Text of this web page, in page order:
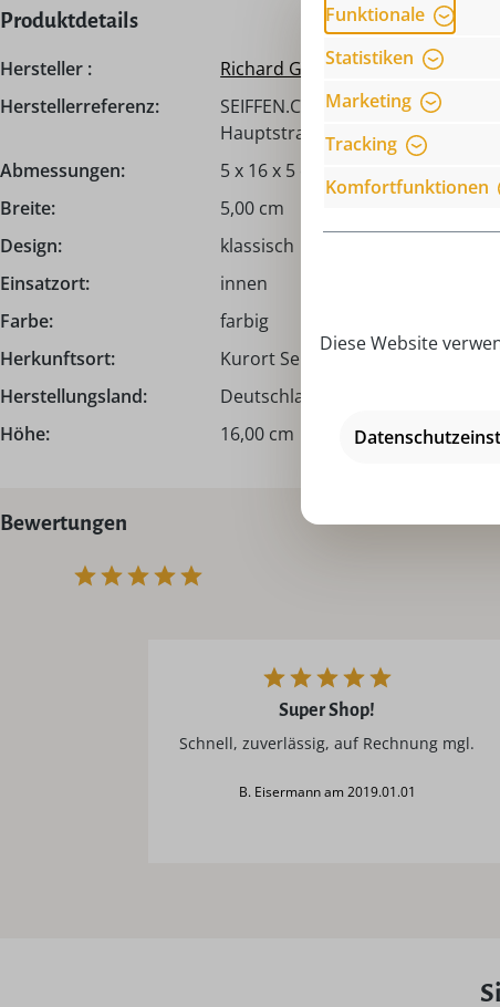
Produktdetails
Hersteller :
Richard Glässer GmbH
Herstellerreferenz:
SEIFFEN.COM by Nestler GmbH,
Hauptstraße 132, 09548 Seiffen,
Abmessungen:
5 x 16 x 5 cm
Breite:
5,00 cm
Design:
klassisch
Einsatzort:
innen
Farbe:
farbig
Herkunftsort:
Kurort Seiffen | Erzgebirge
Herstellungsland:
Deutschland - Made in Germany
Höhe:
16,00 cm
Bewertungen
Super Shop!
Schnell, zuverlässig, auf Rechnung mgl.
B. Eisermann am 2019.01.01
Funktionale
Statistiken
Marketing
Tracking
Komfortfunktionen
Diese Website